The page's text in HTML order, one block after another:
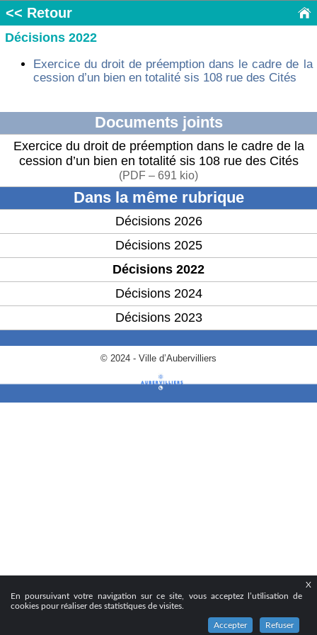
X
En poursuivant votre navigation sur ce site, vous acceptez l’utilisation de
cookies pour réaliser des statistiques de visites.
Accepter Refuser
<< Retour
Décisions 2022
Exercice du droit de préemption dans le cadre de la
cession d’un bien en totalité sis 108 rue des Cités
Documents joints
Exercice du droit de préemption dans le cadre de la
cession d’un bien en totalité sis 108 rue des Cités
(PDF – 691 kio)
Dans la même rubrique
Décisions 2026
Décisions 2025
Décisions 2022
Décisions 2024
Décisions 2023
© 2024 - Ville d’Aubervilliers